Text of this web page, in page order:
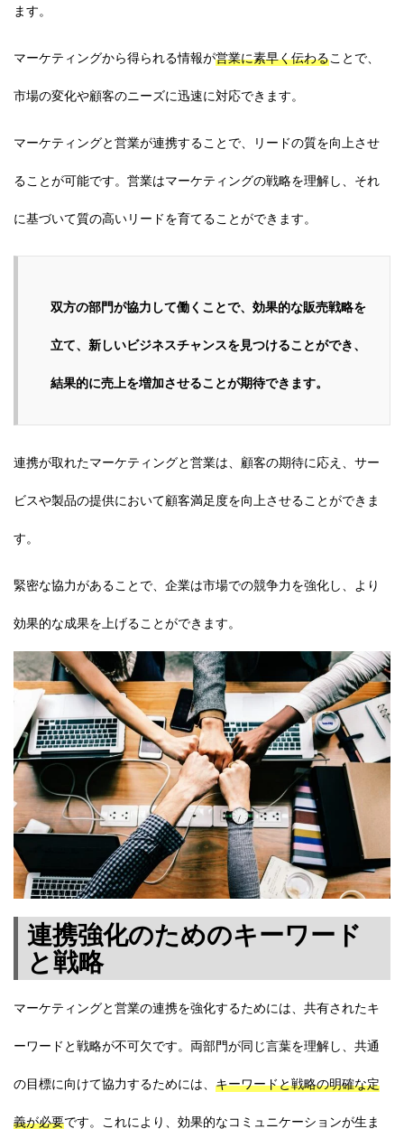
ます。
マーケティングから得られる情報が営業に素早く伝わることで、
市場の変化や顧客のニーズに迅速に対応できます。
マーケティングと営業が連携することで、リードの質を向上させ
ることが可能です。営業はマーケティングの戦略を理解し、それ
に基づいて質の高いリードを育てることができます。
双方の部門が協力して働くことで、効果的な販売戦略を
立て、新しいビジネスチャンスを見つけることができ、
結果的に売上を増加させることが期待できます。
連携が取れたマーケティングと営業は、顧客の期待に応え、サー
ビスや製品の提供において顧客満足度を向上させることができま
す。
緊密な協力があることで、企業は市場での競争力を強化し、より
効果的な成果を上げることができます。
連携強化のためのキーワード
と戦略
マーケティングと営業の連携を強化するためには、共有されたキ
ーワードと戦略が不可欠です。両部門が同じ言葉を理解し、共通
の目標に向けて協力するためには、 キーワードと戦略の明確な定
義が必要です。これにより、効果的なコミュニケーションが生ま